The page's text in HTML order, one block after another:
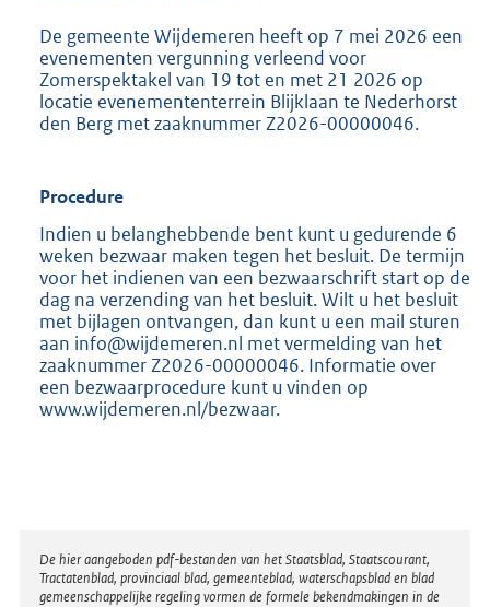
2
1
9
K
De gemeente Wijdemeren heeft op 7 mei 2026 een
evenementen vergunning verleend voor
Zomerspektakel van 19 tot en met 21 2026 op
locatie evenemententerrein Blijklaan te Nederhorst
den Berg met zaaknummer Z2026-00000046.
Procedure
Indien u belanghebbende bent kunt u gedurende 6
weken bezwaar maken tegen het besluit. De termijn
voor het indienen van een bezwaarschrift start op de
dag na verzending van het besluit. Wilt u het besluit
met bijlagen ontvangen, dan kunt u een mail sturen
aan info@wijdemeren.nl met vermelding van het
zaaknummer Z2026-00000046. Informatie over
een bezwaarprocedure kunt u vinden op
www.wijdemeren.nl/bezwaar.
Disclaimer
De hier aangeboden pdf-bestanden van het Staatsblad, Staatscourant,
Tractatenblad, provinciaal blad, gemeenteblad, waterschapsblad en blad
gemeenschappelijke regeling vormen de formele bekendmakingen in de